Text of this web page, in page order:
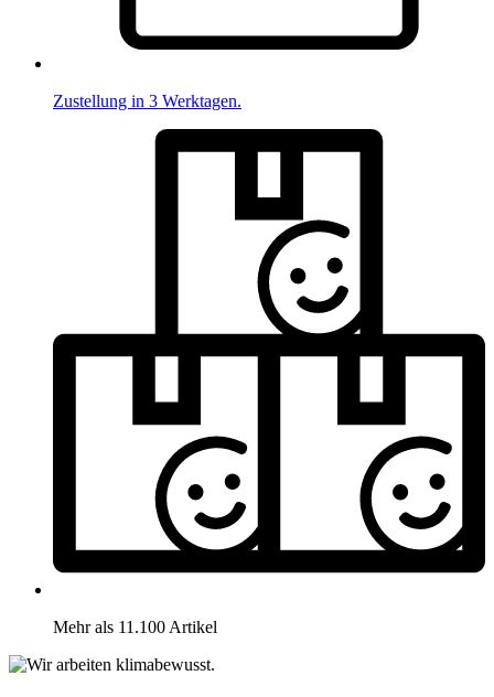
Zustellung in 3 Werktagen.
Mehr als 11.100 Artikel